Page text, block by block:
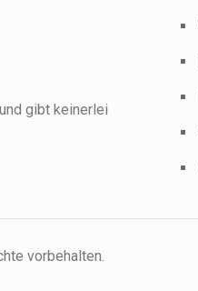
gibt keinerlei
vorbehalten.